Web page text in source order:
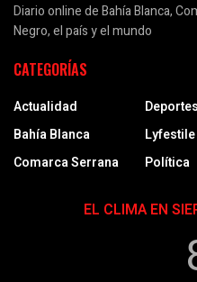
Diario online de Bahía Blanca,
Negro, el país y el mundo
CATEGORÍAS
Actualidad
Bahía Blanca
Comarca Serrana
Deportes
Lyfestile
Política
EL CLIMA EN